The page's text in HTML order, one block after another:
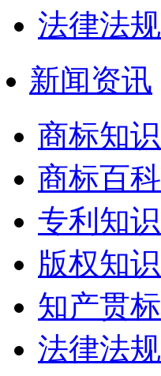
法律法规
新闻资讯
商标知识
商标百科
专利知识
版权知识
知产贯标
法律法规